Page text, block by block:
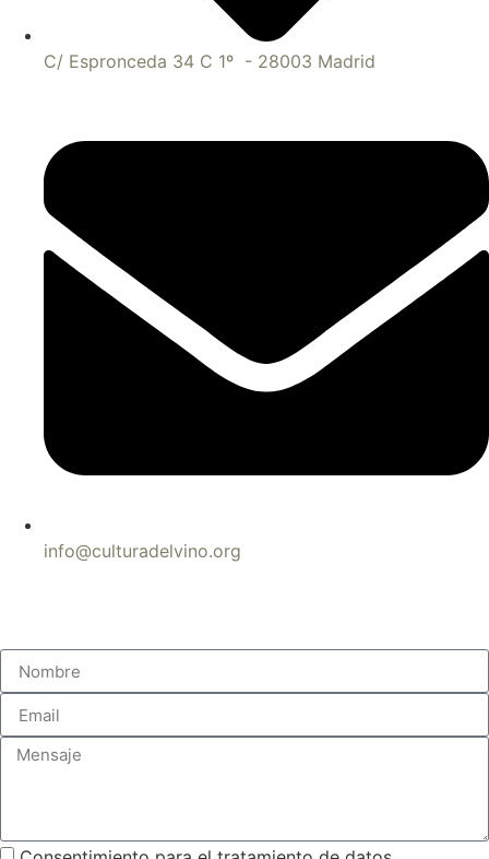
C/ Espronceda 34 C 1º - 28003 Madrid
info@culturadelvino.org